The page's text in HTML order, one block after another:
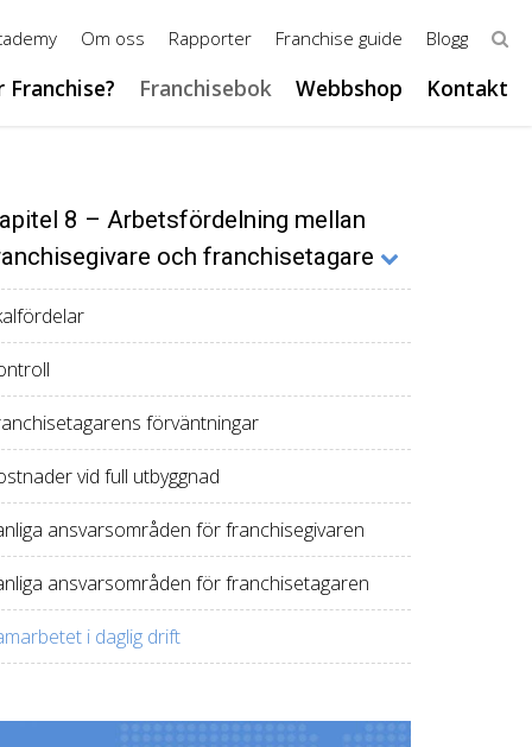
Om oss Rapporter Franchise guide Blogg
Franchise? Franchisebok Webbshop Kontakt
8 – Arbetsfördelning mellan
och franchisetagare
förväntningar
vid full utbyggnad
ansvarsområden för franchisegivaren
ansvarsområden för franchisetagaren
i daglig drift